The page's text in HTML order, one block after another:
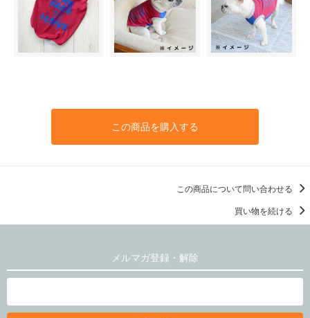
この商品を購入する
この商品について問い合わせる
買い物を続ける
メルマガ登録・解除